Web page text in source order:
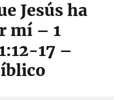
Jesús ha
mí – 1
17 –